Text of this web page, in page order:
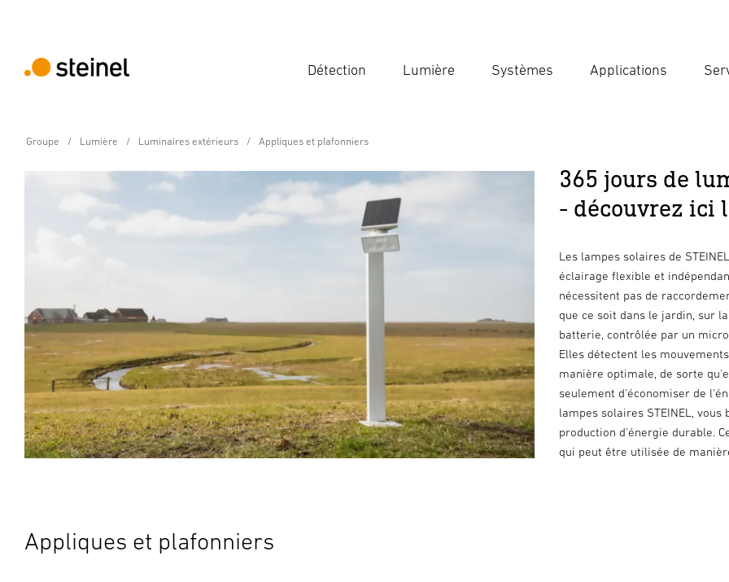
Détection Lumière Systèmes Applications
Groupe Lumière Luminaires extérieurs Appliques et plafonniers
365 jours de
- découvrez ici
Les lampes solaires de
éclairage flexible et
nécessitent pas de
que ce soit dans le jardin, sur
batterie, contrôlée par un
Elles détectent les
manière optimale, de sorte
seulement d'économiser de
lampes solaires STEINEL,
production d'énergie durable.
qui peut être utilisée de
Appliques et plafonniers